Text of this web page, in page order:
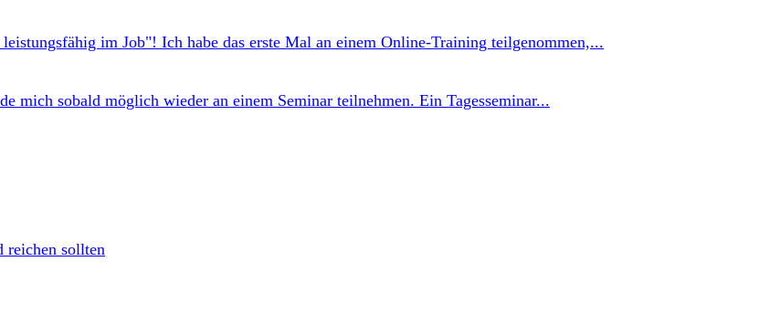
im Job"! Ich habe das erste Mal an einem Online-Training teilgenommen,...
mich sobald möglich wieder an einem Seminar teilnehmen. Ein Tagesseminar...
reichen sollten